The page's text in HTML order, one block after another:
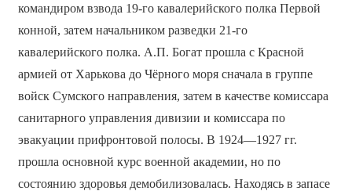
командиром взвода 19-го кавалерийского полка Первой
конной, затем начальником разведки 21-го
кавалерийского полка. А.П. Богат прошла с Красной
армией от Харькова до Чёрного моря сначала в группе
войск Сумского направления, затем в качестве комиссара
санитарного управления дивизии и комиссара по
эвакуации прифронтовой полосы. В 1924—1927 гг.
прошла основной курс военной академии, но по
состоянию здоровья демобилизовалась. Находясь в запасе